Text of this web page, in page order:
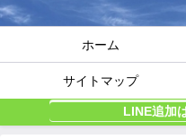
ホーム
サイトマップ
LINE追加